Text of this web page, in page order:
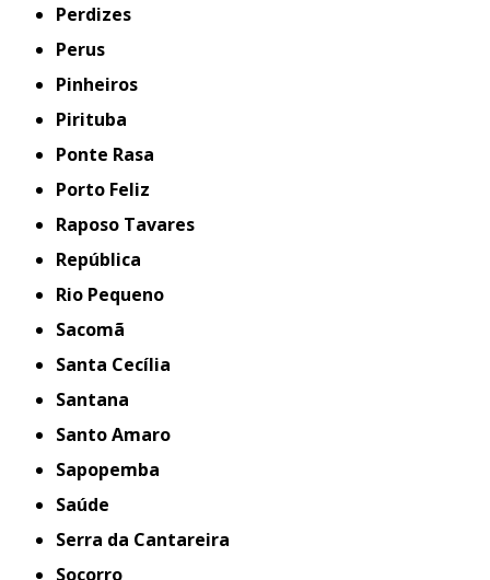
Perdizes
Perus
Pinheiros
Pirituba
Ponte Rasa
Porto Feliz
Raposo Tavares
República
Rio Pequeno
Sacomã
Santa Cecília
Santana
Santo Amaro
Sapopemba
Saúde
Serra da Cantareira
Socorro